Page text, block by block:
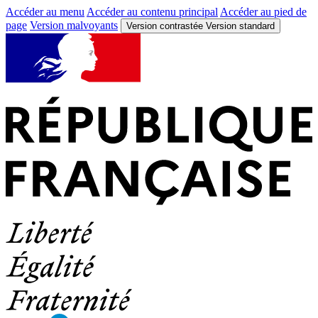
Accéder au menu Accéder au contenu principal Accéder au pied de
page Version malvoyants Version contrastée Version standard